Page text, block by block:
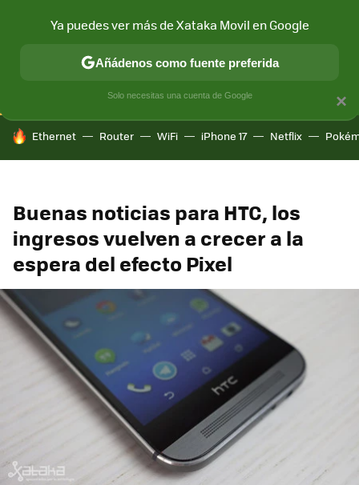
CONECTIVIDAD MÓVIL Y SOCIEDAD APLICACIONES
HOY SE HABLA DE
Ethernet Router WiFi iPhone 17 Netflix
Buenas noticias para HTC, los
ingresos vuelven a crecer a la
espera del efecto Pixel
×
Ya puedes ver más de Xataka Movil en Google
Añádenos como fuente preferida
Solo necesitas una cuenta de Google